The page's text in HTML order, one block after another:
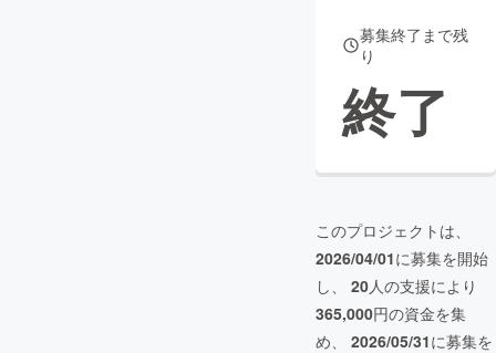
募集終了まで残
り
終了
このプロジェクトは、
2026/04/01に募集を開始
し、 20人の支援により
365,000円の資金を集
め、 2026/05/31に募集を